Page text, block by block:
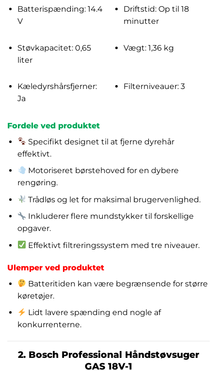
Batterispænding: 14.4
V
Driftstid: Op til 18
minutter
Støvkapacitet: 0,65
liter
Vægt: 1,36 kg
Kæledyrshårsfjerner:
Ja
Filterniveauer: 3
Fordele ved produktet
Specifikt designet til at fjerne dyrehår
effektivt.
Motoriseret børstehoved for en dybere
rengøring.
Trådløs og let for maksimal brugervenlighed.
Inkluderer flere mundstykker til forskellige
opgaver.
Effektivt filtreringssystem med tre niveauer.
Ulemper ved produktet
Batteritiden kan være begrænsende for større
køretøjer.
Lidt lavere spænding end nogle af
konkurrenterne.
2. Bosch Professional Håndstøvsuger
GAS 18V-1